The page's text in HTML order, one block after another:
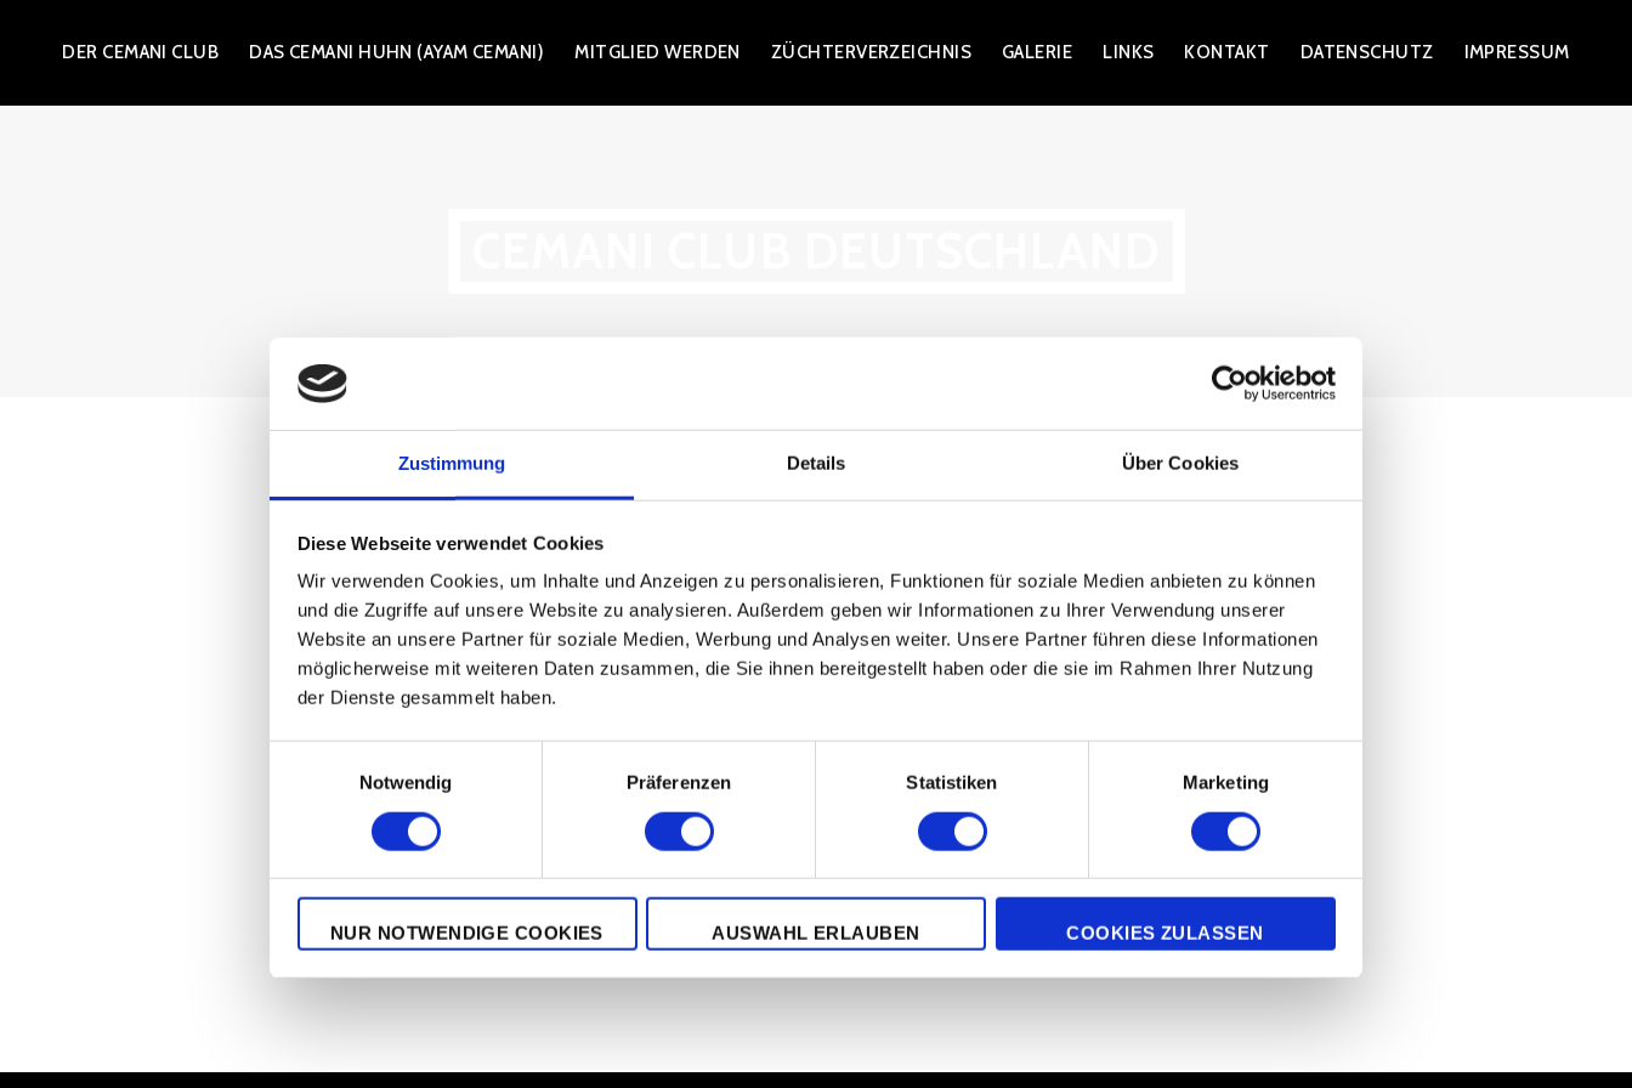
Zustimmung Details Über Cookies
Diese Webseite verwendet Cookies
Wir verwenden Cookies, um Inhalte und Anzeigen zu personalisieren, Funktionen für soziale Medien anbieten zu können
und die Zugriffe auf unsere Website zu analysieren. Außerdem geben wir Informationen zu Ihrer Verwendung unserer
Website an unsere Partner für soziale Medien, Werbung und Analysen weiter. Unsere Partner führen diese Informationen
möglicherweise mit weiteren Daten zusammen, die Sie ihnen bereitgestellt haben oder die sie im Rahmen Ihrer Nutzung
der Dienste gesammelt haben.
Notwendig
Präferenzen Statistiken Marketing
NUR NOTWENDIGE COOKIES AUSWAHL ERLAUBEN COOKIES ZULASSEN
springen
DER CEMANI CLUB DAS CEMANI HUHN (AYAM CEMANI) MITGLIED WERDEN ZÜCHTERVERZEICHNIS GALERIE LINKS KONTAKT DATENSCHUTZ IMPRESSUM
Sondervereine
https://minorka-huhn.de.tl/Sonderverein.htm
https://cubalaya.de.tl/
Start
Club Deutscher ur- und Kampfhuhnzüchter